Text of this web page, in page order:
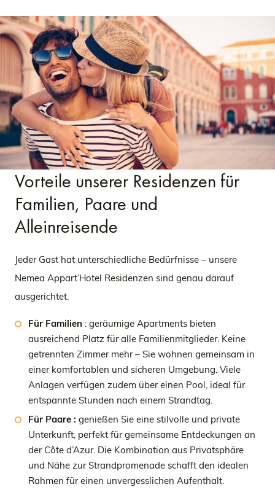
Vorteile unserer Residenzen für
Familien, Paare und
Alleinreisende
Jeder Gast hat unterschiedliche Bedürfnisse – unsere
Nemea Appart’Hotel Residenzen sind genau darauf
ausgerichtet.
Für Familien : geräumige Apartments bieten
ausreichend Platz für alle Familienmitglieder. Keine
getrennten Zimmer mehr – Sie wohnen gemeinsam in
einer komfortablen und sicheren Umgebung. Viele
Anlagen verfügen zudem über einen Pool, ideal für
entspannte Stunden nach einem Strandtag.
Für Paare : genießen Sie eine stilvolle und private
Unterkunft, perfekt für gemeinsame Entdeckungen an
der Côte d’Azur. Die Kombination aus Privatsphäre
und Nähe zur Strandpromenade schafft den idealen
Rahmen für einen unvergesslichen Aufenthalt.